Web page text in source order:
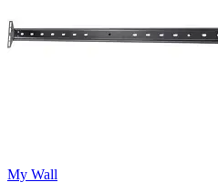
My Wall